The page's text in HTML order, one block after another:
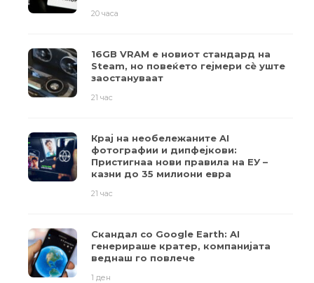
20 часа
16GB VRAM е новиот стандард на
Steam, но повеќето гејмери ​​сè уште
заостануваат
21 час
Крај на необележаните AI
фотографии и дипфејкови:
Пристигнаа нови правила на ЕУ –
казни до 35 милиони евра
21 час
Скандал со Google Earth: AI
генерираше кратер, компанијата
веднаш го повлече
1 ден